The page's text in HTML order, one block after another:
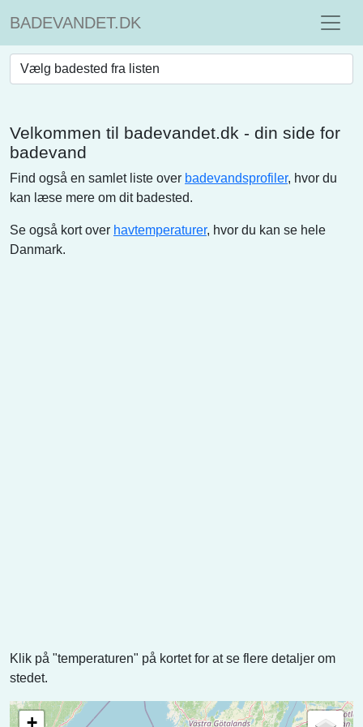
BADEVANDET.DK
Velkommen til badevandet.dk - din side for
badevand
Find også en samlet liste over badevandsprofiler, hvor du
kan læse mere om dit badested.
Se også kort over havtemperaturer, hvor du kan se hele
Danmark.
Klik på "temperaturen" på kortet for at se flere detaljer om
stedet.
+